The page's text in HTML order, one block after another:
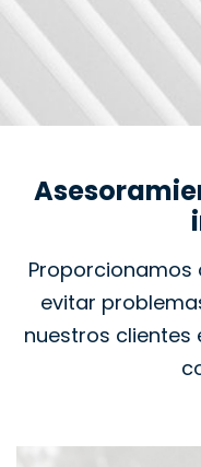
evitar
nuestros clientes